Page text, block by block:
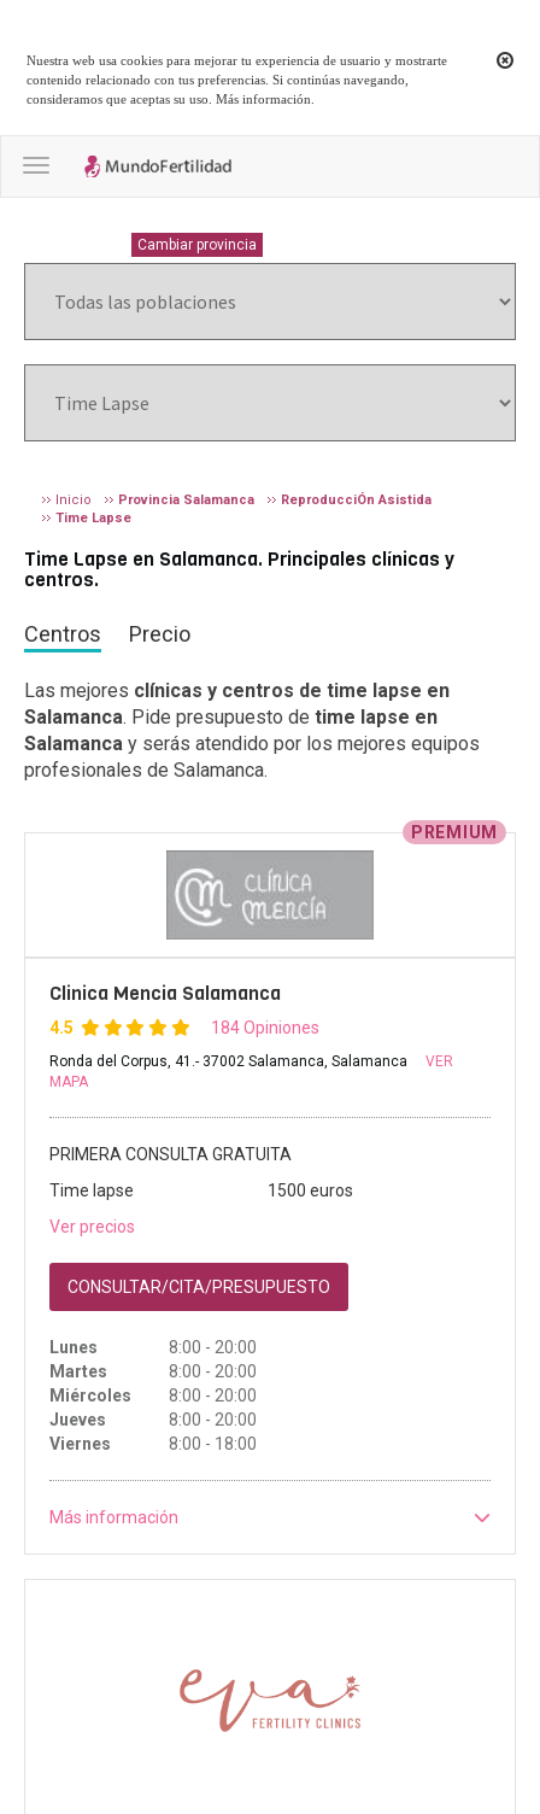
Nuestra web usa cookies para mejorar tu experiencia de usuario y mostrarte
contenido relacionado con tus preferencias. Si continúas navegando,
consideramos que aceptas su uso.Más información
Toggle navigation
Cambiar provincia
Inicio Provincia Salamanca
ReproducciÓn Asistida
Time Lapse
Time Lapse en Salamanca. Principales clínicas y
centros.
Centros Precio
Las mejores clínicas y centros de time lapse en
Salamanca. Pide presupuesto de time lapse en
Salamanca y serás atendido por los mejores equipos
profesionales de Salamanca.
PREMIUM
Clinica Mencia Salamanca
4.5 184 Opiniones
Ronda del Corpus, 41.- 37002 Salamanca, Salamanca
VER
MAPA
PRIMERA CONSULTA GRATUITA
Time lapse
1500 euros
Ver precios
CONSULTAR/CITA/PRESUPUESTO
Lunes
8:00 - 20:00
Martes
8:00 - 20:00
Miércoles
8:00 - 20:00
Jueves
8:00 - 20:00
Viernes
8:00 - 18:00
Más información